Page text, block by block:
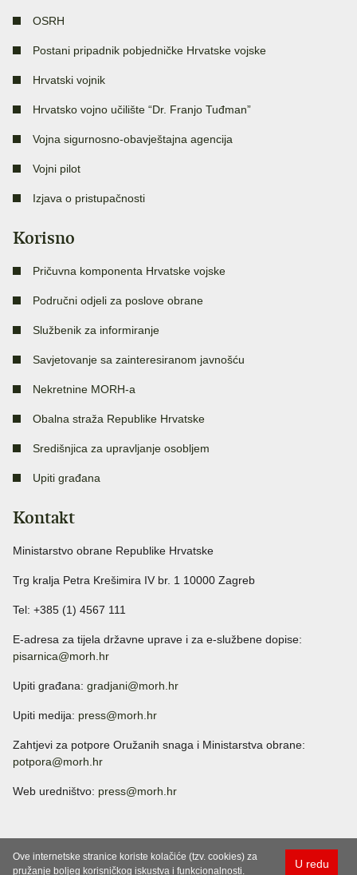
OSRH
Postani pripadnik pobjedničke Hrvatske vojske
Hrvatski vojnik
Hrvatsko vojno učilište “Dr. Franjo Tuđman”
Vojna sigurnosno-obavještajna agencija
Vojni pilot
Izjava o pristupačnosti
Korisno
Pričuvna komponenta Hrvatske vojske
Područni odjeli za poslove obrane
Službenik za informiranje
Savjetovanje sa zainteresiranom javnošću
Nekretnine MORH-a
Obalna straža Republike Hrvatske
Središnjica za upravljanje osobljem
Upiti građana
Kontakt
Ministarstvo obrane Republike Hrvatske
Trg kralja Petra Krešimira IV br. 1 10000 Zagreb
Tel: +385 (1) 4567 111
E-adresa za tijela državne uprave i za e-službene dopise:
pisarnica@morh.hr
Upiti građana: gradjani@morh.hr
Upiti medija: press@morh.hr
Zahtjevi za potpore Oružanih snaga i Ministarstva obrane:
potpora@morh.hr
Web uredništvo: press@morh.hr
U redu
Ove internetske stranice koriste kolačiće (tzv. cookies) za
pružanje boljeg korisničkog iskustva i funkcionalnosti.